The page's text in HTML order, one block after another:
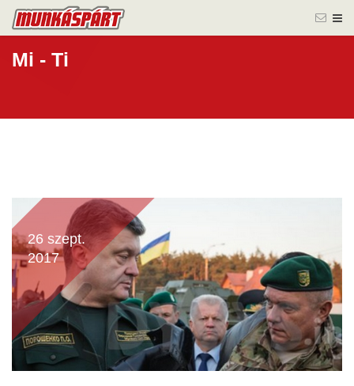
Mi - Ti
26 szept.
2017